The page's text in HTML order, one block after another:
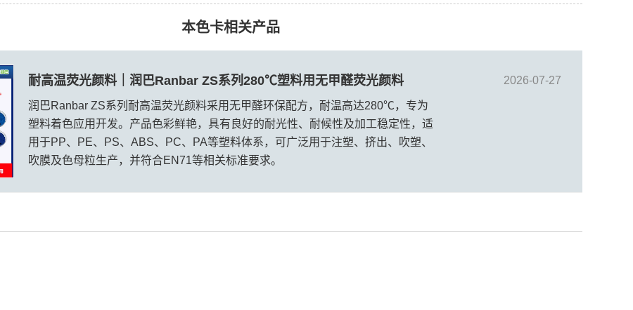
本色卡相关产品
耐高温荧光颜料｜润巴Ranbar ZS系列280℃塑料用无甲醛荧光颜料
润巴Ranbar ZS系列耐高温荧光颜料采用无甲醛环保配方，耐温高达280℃，专为
塑料着色应用开发。产品色彩鲜艳，具有良好的耐光性、耐候性及加工稳定性，适
用于PP、PE、PS、ABS、PC、PA等塑料体系，可广泛用于注塑、挤出、吹塑、
吹膜及色母粒生产，并符合EN71等相关标准要求。
2026-07-27